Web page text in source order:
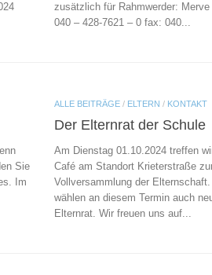
zusätzlich für Rahmwerder:
040 – 428-7621 – 0 fax: 040...
Sie
Im
ALLE BEITRÄGE / ELTERN / KONTAKT
Der Elternrat der Schule
Am Dienstag 01.10.2024 treffen
Café am Standort Krieterstraße
Vollversammlung der
wählen an diesem Termin auch
Elternrat. Wir freuen uns auf...